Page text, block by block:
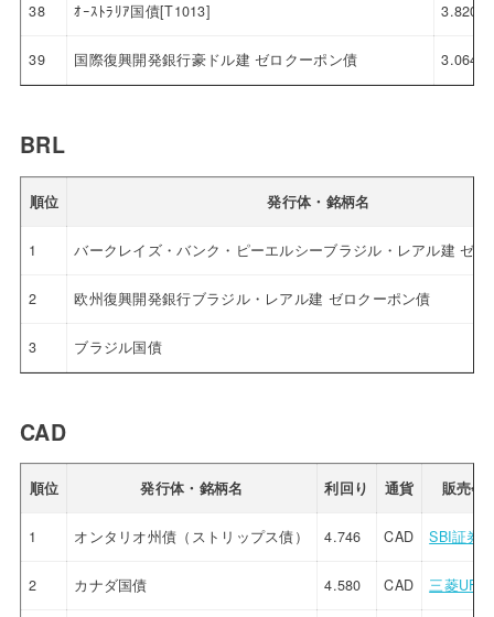
38 ｵｰｽﾄﾗﾘｱ国債[T1013] 3.820
39 国際復興開発銀行豪ドル建 ゼロクーポン債 3.064
BRL
順位 発行体・銘柄名
1 バークレイズ・バンク・ピーエルシーブラジル・レアル建 ゼ
2 欧州復興開発銀行ブラジル・レアル建 ゼロクーポン債
3 ブラジル国債
CAD
順位 発行体・銘柄名 利回り 通貨 販売会
1 オンタリオ州債（ストリップス債） 4.746 CAD SBI証券
2 カナダ国債 4.580 CAD 三菱UFJ